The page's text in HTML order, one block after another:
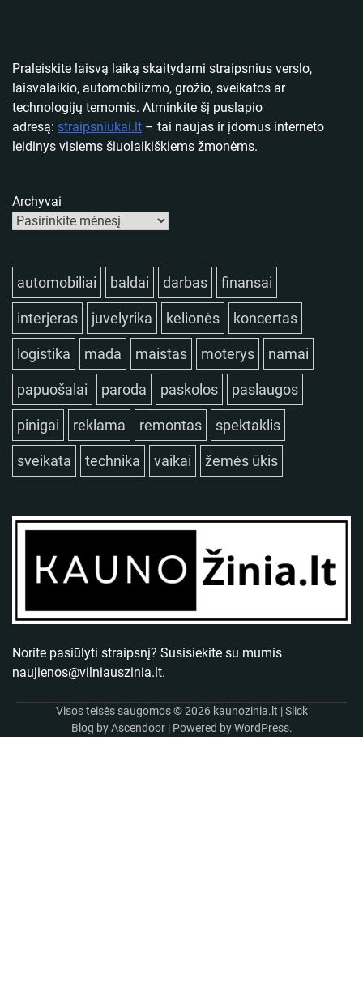
Praleiskite laisvą laiką skaitydami straipsnius verslo,
laisvalaikio, automobilizmo, grožio, sveikatos ar
technologijų temomis. Atminkite šį puslapio
adresą: straipsniukai.lt – tai naujas ir įdomus interneto
leidinys visiems šiuolaikiškiems žmonėms.
Archyvai
automobiliai baldai darbas finansai
interjeras juvelyrika kelionės koncertas
logistika mada maistas moterys namai
papuošalai paroda paskolos paslaugos
pinigai reklama remontas spektaklis
sveikata technika vaikai žemės ūkis
Norite pasiūlyti straipsnį? Susisiekite su mumis
naujienos@vilniauszinia.lt.
Visos teisės saugomos © 2026 kaunozinia.lt | Slick
Blog byAscendoor| Powered byWordPress.